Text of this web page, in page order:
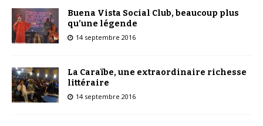
Buena Vista Social Club, beaucoup plus
qu’une légende
14 septembre 2016
La Caraïbe, une extraordinaire richesse
littéraire
14 septembre 2016